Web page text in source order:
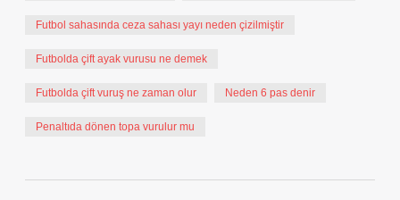
Futbol sahasında ceza sahası yayı neden çizilmiştir
Futbolda çift ayak vurusu ne demek
Futbolda çift vuruş ne zaman olur Neden 6 pas denir
Penaltıda dönen topa vurulur mu